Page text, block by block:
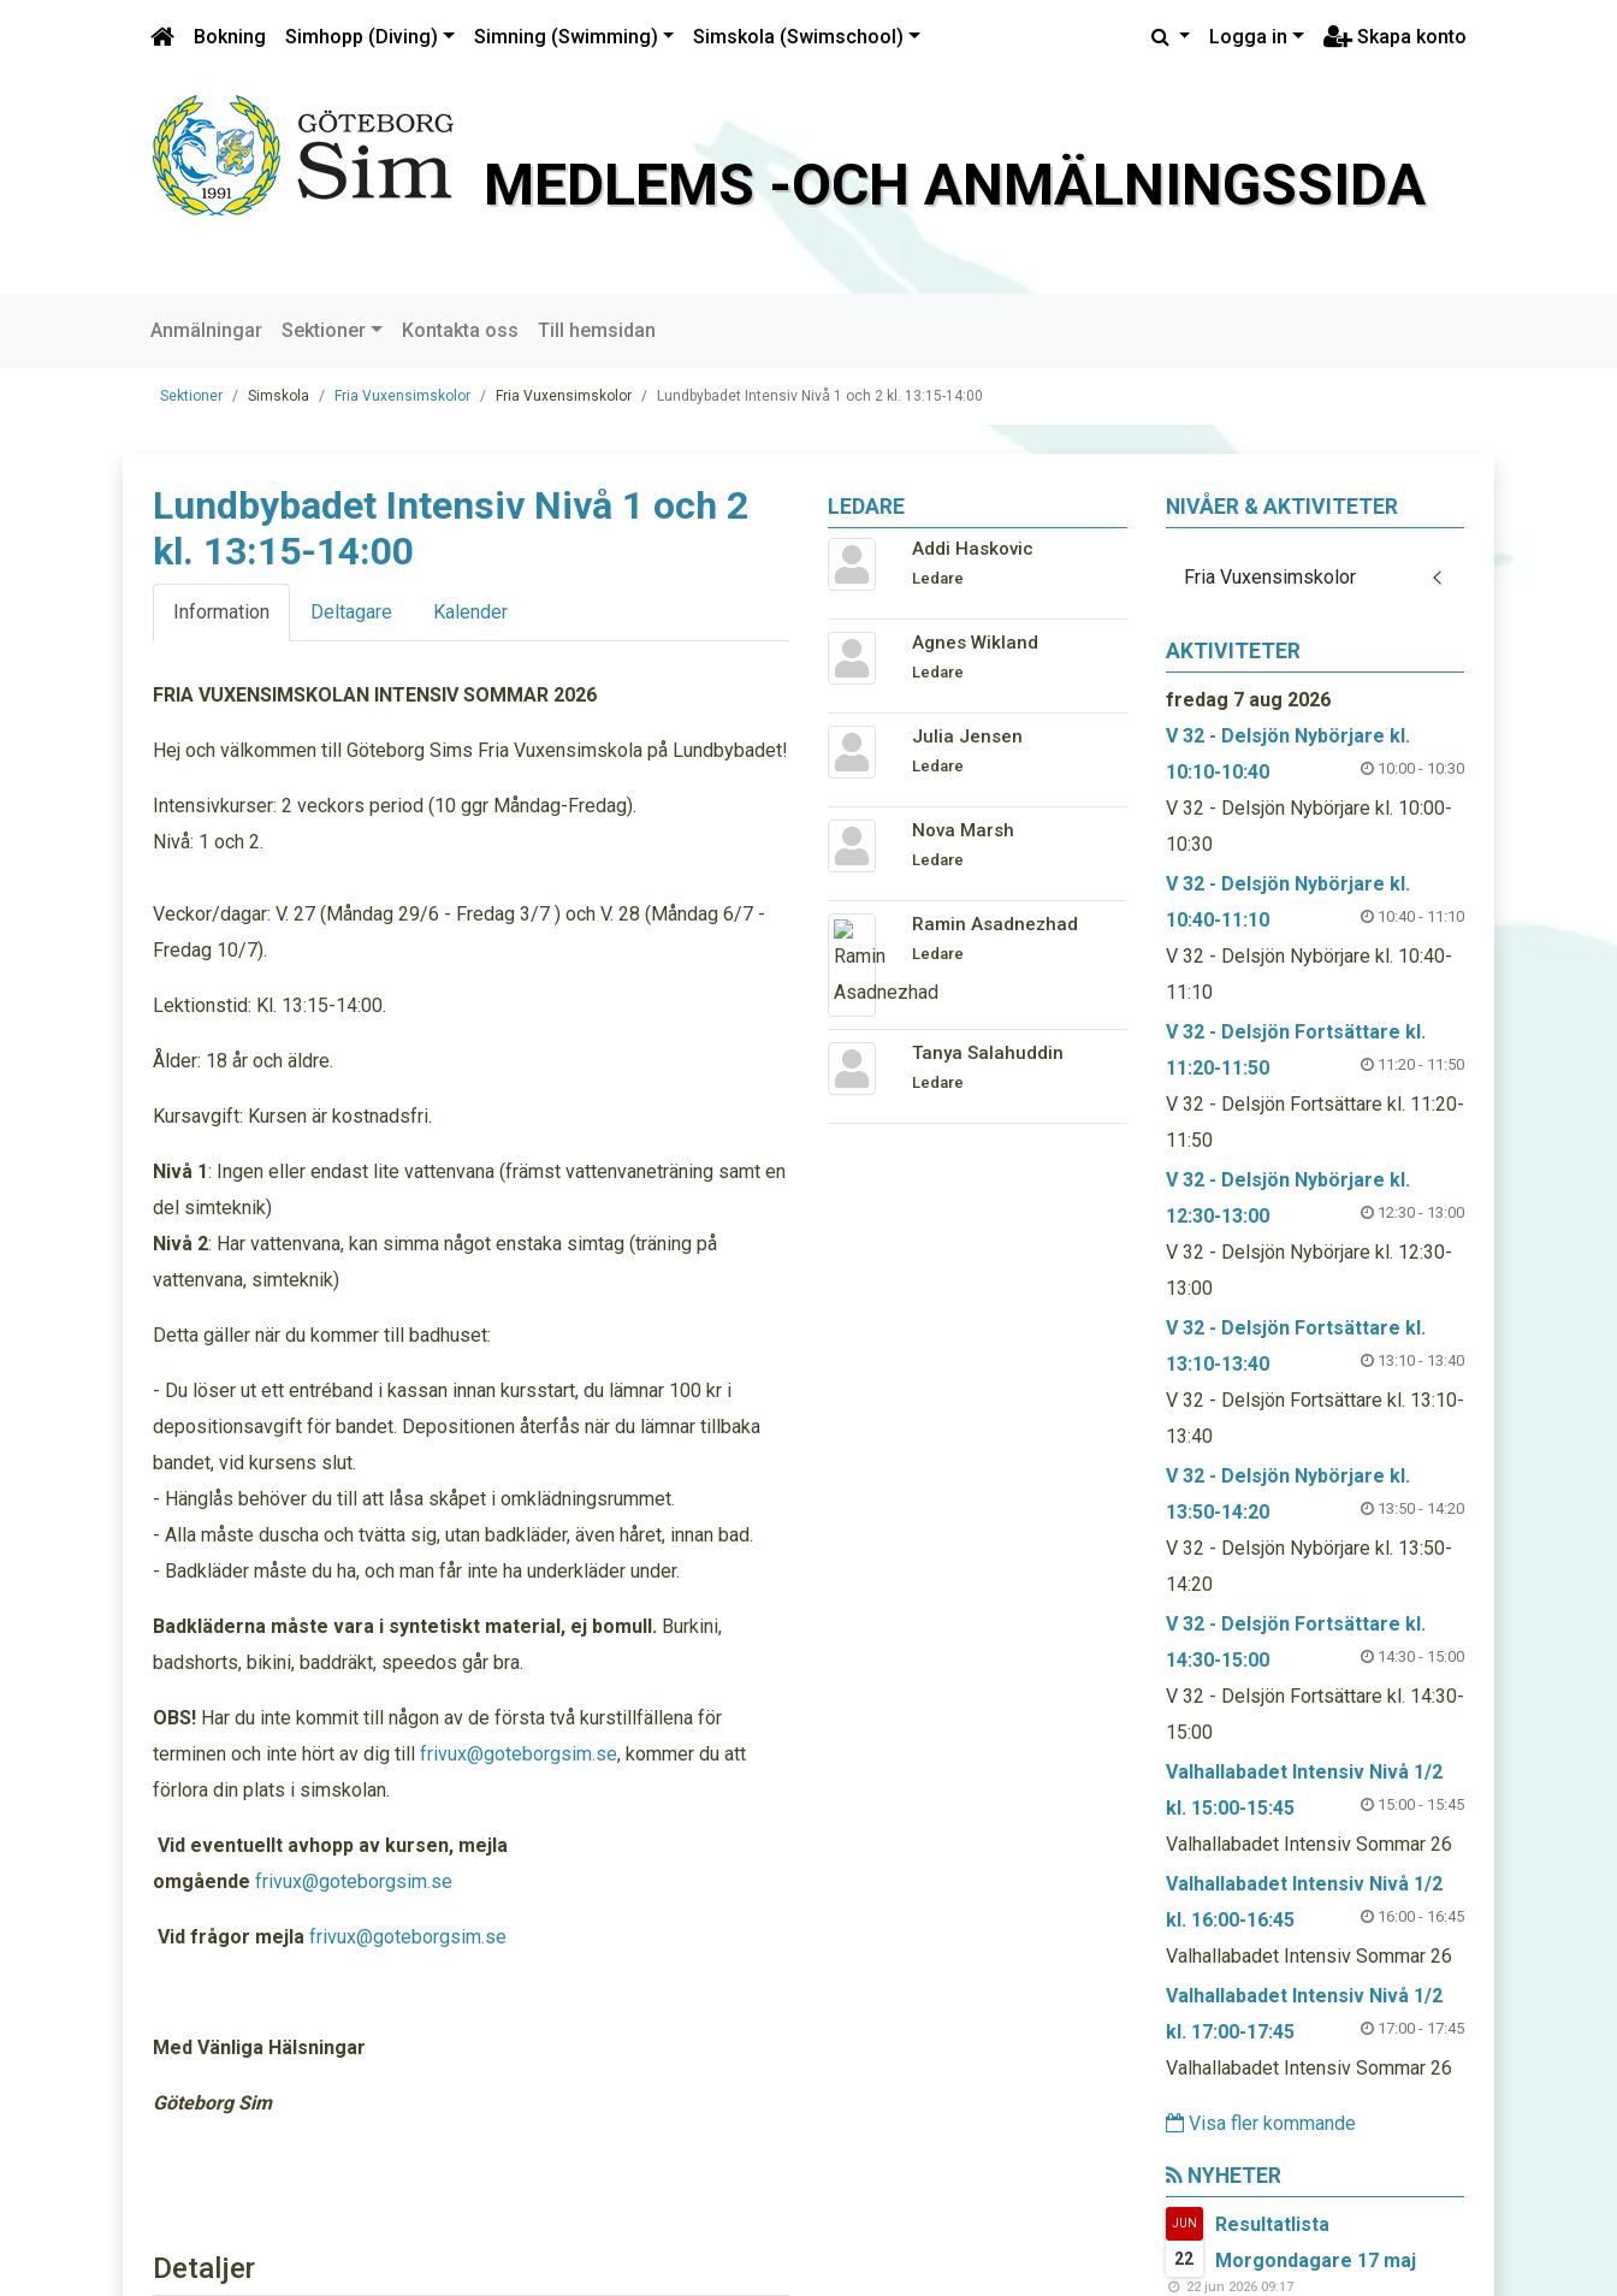
Bokning Simhopp (Diving) Simning (Swimming) Simskola (Swimschool) Logga in Skapa konto
MEDLEMS -OCH ANMÄLNINGSSIDA
Anmälningar Sektioner Kontakta oss Till hemsidan
Sektioner Simskola Fria Vuxensimskolor Fria Vuxensimskolor Lundbybadet Intensiv Nivå 1 och 2 kl. 13:15-14:00
LEDARE
Addi Haskovic
Ledare
Agnes Wikland
Ledare
Julia Jensen
Ledare
Nova Marsh
Ledare
Ramin Asadnezhad
Ledare
Tanya Salahuddin
Ledare
Lundbybadet Intensiv Nivå 1 och 2
kl. 13:15-14:00
Information Deltagare Kalender
FRIA VUXENSIMSKOLAN INTENSIV SOMMAR 2026
Hej och välkommen till Göteborg Sims Fria Vuxensimskola på Lundbybadet!
Intensivkurser: 2 veckors period (10 ggr Måndag-Fredag).
Nivå: 1 och 2.
Veckor/dagar: V. 27 (Måndag 29/6 - Fredag 3/7 ) och V. 28 (Måndag 6/7 -
Fredag 10/7).
Lektionstid: Kl. 13:15-14:00.
Ålder: 18 år och äldre.
Kursavgift: Kursen är kostnadsfri.
Nivå 1: Ingen eller endast lite vattenvana (främst vattenvaneträning samt en
del simteknik)
Nivå 2: Har vattenvana, kan simma något enstaka simtag (träning på
vattenvana, simteknik)
Detta gäller när du kommer till badhuset:
- Du löser ut ett entréband i kassan innan kursstart, du lämnar 100 kr i
depositionsavgift för bandet. Depositionen återfås när du lämnar tillbaka
bandet, vid kursens slut.
- Hänglås behöver du till att låsa skåpet i omklädningsrummet.
- Alla måste duscha och tvätta sig, utan badkläder, även håret, innan bad.
- Badkläder måste du ha, och man får inte ha underkläder under.
Badkläderna måste vara i syntetiskt material, ej bomull. Burkini,
badshorts, bikini, baddräkt, speedos går bra.
OBS! Har du inte kommit till någon av de första två kurstillfällena för
terminen och inte hört av dig till frivux@goteborgsim.se, kommer du att
förlora din plats i simskolan.
Vid eventuellt avhopp av kursen, mejla
omgående frivux@goteborgsim.se
Vid frågor mejla frivux@goteborgsim.se
Med Vänliga Hälsningar
Göteborg Sim
Detaljer
NIVÅER & AKTIVITETER
Fria Vuxensimskolor
AKTIVITETER
fredag 7 aug 2026
V 32 - Delsjön Nybörjare kl.
10:10-10:40
10:00 - 10:30
V 32 - Delsjön Nybörjare kl. 10:00-
10:30
V 32 - Delsjön Nybörjare kl.
10:40-11:10
10:40 - 11:10
V 32 - Delsjön Nybörjare kl. 10:40-
11:10
V 32 - Delsjön Fortsättare kl.
11:20-11:50
11:20 - 11:50
V 32 - Delsjön Fortsättare kl. 11:20-
11:50
V 32 - Delsjön Nybörjare kl.
12:30-13:00
12:30 - 13:00
V 32 - Delsjön Nybörjare kl. 12:30-
13:00
V 32 - Delsjön Fortsättare kl.
13:10-13:40
13:10 - 13:40
V 32 - Delsjön Fortsättare kl. 13:10-
13:40
V 32 - Delsjön Nybörjare kl.
13:50-14:20
13:50 - 14:20
V 32 - Delsjön Nybörjare kl. 13:50-
14:20
V 32 - Delsjön Fortsättare kl.
14:30-15:00
14:30 - 15:00
V 32 - Delsjön Fortsättare kl. 14:30-
15:00
Valhallabadet Intensiv Nivå 1/2
kl. 15:00-15:45
15:00 - 15:45
Valhallabadet Intensiv Sommar 26
Valhallabadet Intensiv Nivå 1/2
kl. 16:00-16:45
16:00 - 16:45
Valhallabadet Intensiv Sommar 26
Valhallabadet Intensiv Nivå 1/2
kl. 17:00-17:45
17:00 - 17:45
Valhallabadet Intensiv Sommar 26
Visa fler kommande
NYHETER
JUN
22
Resultatlista
Morgondagare 17 maj
22 jun 2026 09:17